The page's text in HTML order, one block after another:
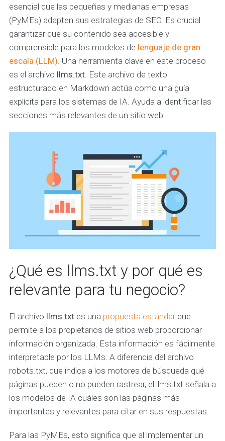
esencial que las pequeñas y medianas empresas
(PyMEs) adapten sus estrategias de SEO. Es crucial
garantizar que su contenido sea accesible y
comprensible para los modelos de lenguaje de gran
escala (LLM). Una herramienta clave en este proceso
es el archivo llms.txt. Este archivo de texto
estructurado en Markdown actúa como una guía
explícita para los sistemas de IA. Ayuda a identificar las
secciones más relevantes de un sitio web.
¿Qué es llms.txt y por qué es
relevante para tu negocio?
El archivo llms.txtes una propuesta estándarque
permite a los propietarios de sitios web proporcionar
información organizada. Esta información es fácilmente
interpretable por los LLMs. A diferencia del archivo
robots.txt, que indica a los motores de búsqueda qué
páginas pueden o no pueden rastrear, el llms.txt señala a
los modelos de IA cuáles son las páginas más
importantes y relevantes para citar en sus respuestas.
Para las PyMEs, esto significa que al implementar un